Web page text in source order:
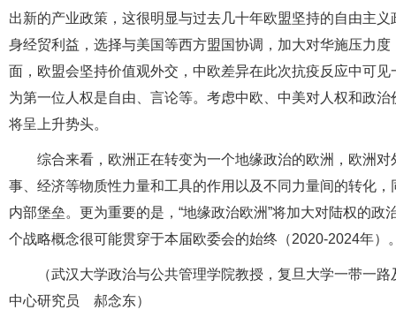
出新的产业政策，这很明显与过去几十年欧盟坚持的自由主
身经贸利益，选择与美国等西方盟国协调，加大对华施压力
面，欧盟会坚持价值观外交，中欧差异在此次抗疫反应中可
为第一位人权是自由、言论等。考虑中欧、中美对人权和政
将呈上升势头。
综合来看，欧洲正在转变为一个地缘政治的欧洲，欧洲
事、经济等物质性力量和工具的作用以及不同力量间的转化
内部堡垒。更为重要的是，“地缘政治欧洲”将加大对陆权的
个战略概念很可能贯穿于本届欧委会的始终（2020-2024年）
（武汉大学政治与公共管理学院教授，复旦大学一带一
中心研究员 郝念东）